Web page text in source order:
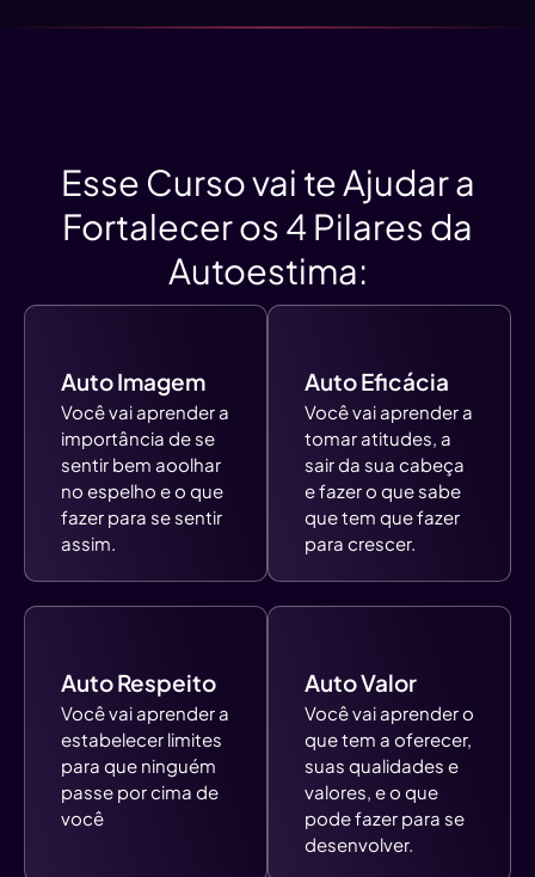
Esse Curso vai te Ajudar a
Fortalecer os 4 Pilares da
Autoestima:
Auto Imagem
Você vai aprender a
importância de se
sentir bem aoolhar
no espelho e o que
fazer para se sentir
assim.
Auto Eficácia
Você vai aprender a
tomar atitudes, a
sair da sua cabeça
e fazer o que sabe
que tem que fazer
para crescer.
Auto Respeito
Você vai aprender a
estabelecer limites
para que ninguém
passe por cima de
você
Auto Valor
Você vai aprender o
que tem a oferecer,
suas qualidades e
valores, e o que
pode fazer para se
desenvolver.